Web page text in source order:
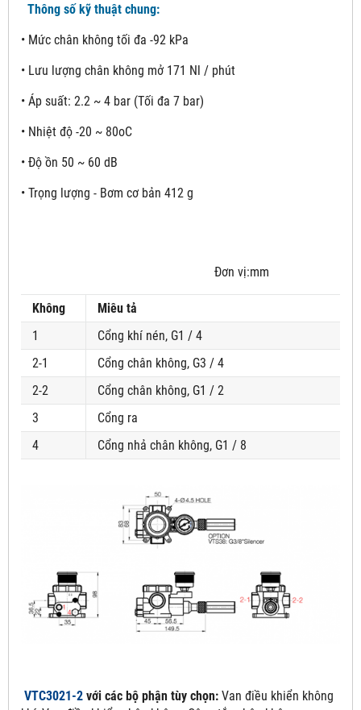
Thông số kỹ thuật chung:
• Mức chân không tối đa -92 kPa
• Lưu lượng chân không mở 171 Nl / phút
• Áp suất: 2.2 ~ 4 bar (Tối đa 7 bar)
• Nhiệt độ -20 ~ 80oC
• Độ ồn 50 ~ 60 dB
• Trọng lượng - Bơm cơ bản 412 g
Đơn vị:mm
Không
Miêu tả
1
Cổng khí nén, G1 / 4
2-1
Cổng chân không, G3 / 4
2-2
Cổng chân không, G1 / 2
3
Cổng ra
4
Cổng nhả chân không, G1 / 8
VTC3021-2 với các bộ phận tùy chọn: Van điều khiển không